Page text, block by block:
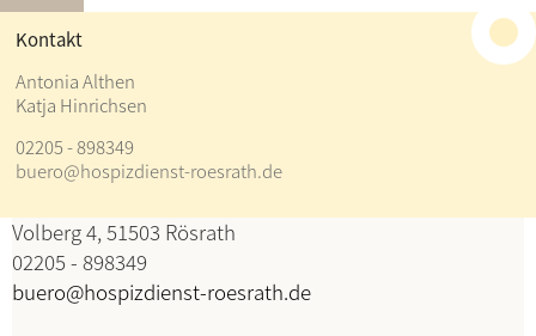
Kontakt
Antonia Althen
Katja Hinrichsen
02205 - 898349
buero@hospizdienst-roesrath.de
Kontakt
Antonia Althen
Katja Hinrichsen
Volberg 4, 51503 Rösrath
02205 - 898349
buero@hospizdienst-roesrath.de
≡